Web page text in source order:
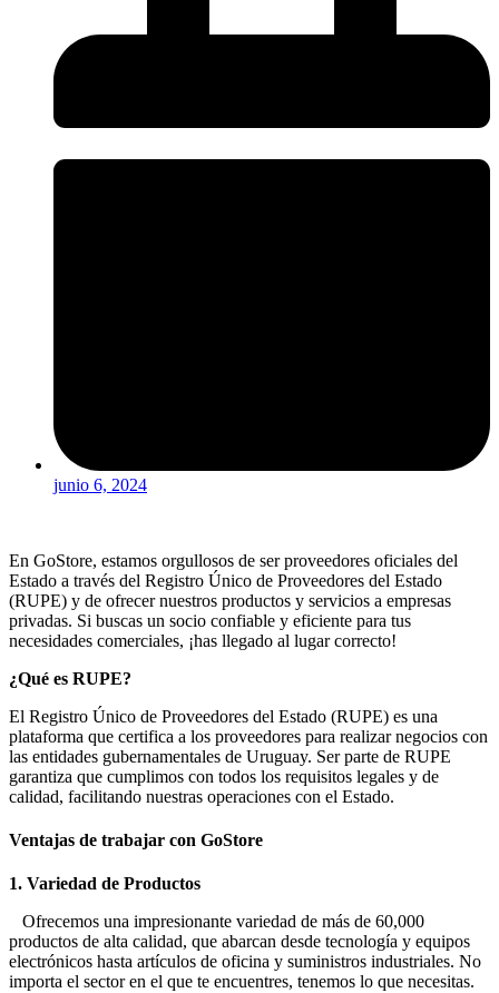
junio 6, 2024
En GoStore, estamos orgullosos de ser proveedores oficiales del
Estado a través del Registro Único de Proveedores del Estado
(RUPE) y de ofrecer nuestros productos y servicios a empresas
privadas. Si buscas un socio confiable y eficiente para tus
necesidades comerciales, ¡has llegado al lugar correcto!
¿Qué es RUPE?
El Registro Único de Proveedores del Estado (RUPE) es una
plataforma que certifica a los proveedores para realizar negocios con
las entidades gubernamentales de Uruguay. Ser parte de RUPE
garantiza que cumplimos con todos los requisitos legales y de
calidad, facilitando nuestras operaciones con el Estado.
Ventajas de trabajar con GoStore
1. Variedad de Productos
Ofrecemos una impresionante variedad de más de 60,000
productos de alta calidad, que abarcan desde tecnología y equipos
electrónicos hasta artículos de oficina y suministros industriales. No
importa el sector en el que te encuentres, tenemos lo que necesitas.